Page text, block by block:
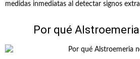
medidas inmediatas al detectar signos
Por qué